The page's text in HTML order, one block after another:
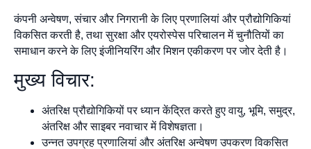
कंपनी अन्वेषण, संचार और निगरानी के लिए प्रणालियां और प्रौद्योगिकियां
विकसित करती है, तथा सुरक्षा और एयरोस्पेस परिचालन में चुनौतियों का
समाधान करने के लिए इंजीनियरिंग और मिशन एकीकरण पर जोर देती है।
मुख्य विचार:
अंतरिक्ष प्रौद्योगिकियों पर ध्यान केंद्रित करते हुए वायु, भूमि, समुद्र,
अंतरिक्ष और साइबर नवाचार में विशेषज्ञता।
उन्नत उपग्रह प्रणालियां और अंतरिक्ष अन्वेषण उपकरण विकसित